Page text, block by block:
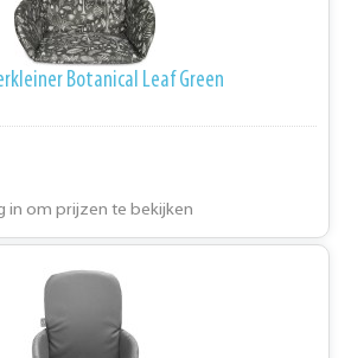
Botanical Leaf Green
in om prijzen te bekijken